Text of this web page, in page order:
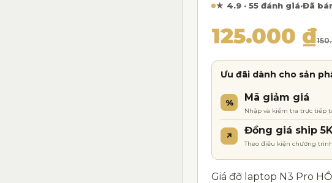
★ 4.9 · 55 đánh giá·Đã
Giá gốc là:
125.000 ₫
Giá hiện tại
Ưu đãi dành cho sản
% Mã giảm giá
Nhập và kiểm tra trực tiếp
↗ Đồng giá ship
Theo điều kiện chương trình
Giá đỡ laptop N3 Pro